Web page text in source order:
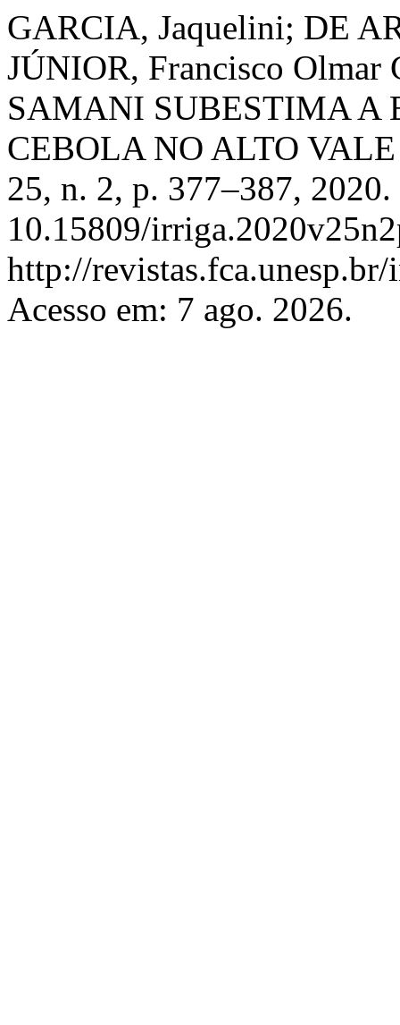
GARCIA, Jaquelini; DE
JÚNIOR, Francisco
SAMANI SUBESTIMA A
CEBOLA NO ALTO
25, n. 2, p. 377–387,
10.15809/
http://
Acesso em: 7 ago. 2026.